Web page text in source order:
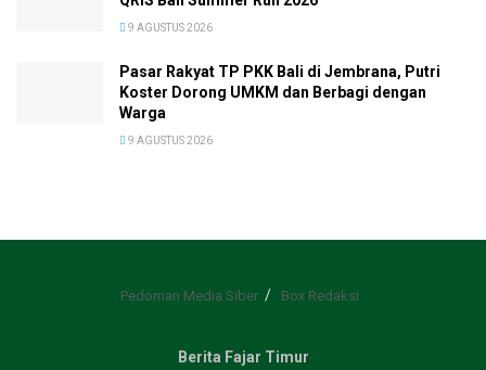
9 AGUSTUS 2026
Pasar Rakyat TP PKK Bali di Jembrana, Putri
Koster Dorong UMKM dan Berbagi dengan
Warga
9 AGUSTUS 2026
Pedoman Media Siber Box Redaksi
Berita Fajar Timur